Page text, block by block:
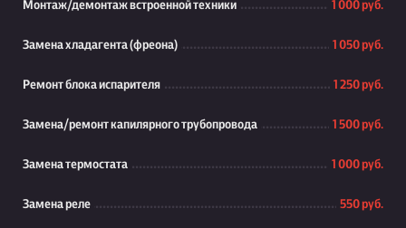
Монтаж/демонтаж встроенной техники 1 000 руб.
Замена хладагента (фреона) 1 050 руб.
Ремонт блока испарителя 1 250 руб.
Замена/ремонт капилярного трубопровода 1 500 руб.
Замена термостата 1 000 руб.
Замена реле 550 руб.